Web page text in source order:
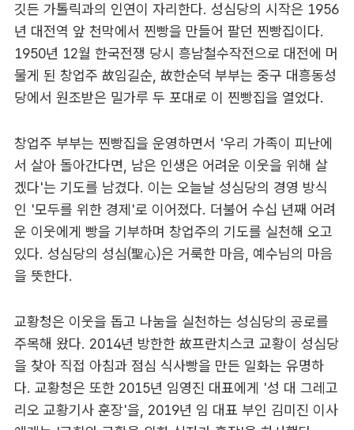
깃든 가톨릭과의 인연이 자리한다. 성심당의 시작은 1956
년 대전역 앞 천막에서 찐빵을 만들어 팔던 찐빵집이다.
1950년 12월 한국전쟁 당시 흥남철수작전으로 대전에 머
물게 된 창업주 故임길순, 故한순덕 부부는 중구 대흥동성
당에서 원조받은 밀가루 두 포대로 이 찐빵집을 열었다.
창업주 부부는 찐빵집을 운영하면서 '우리 가족이 피난에
서 살아 돌아간다면, 남은 인생은 어려운 이웃을 위해 살
겠다'는 기도를 남겼다. 이는 오늘날 성심당의 경영 방식
인 '모두를 위한 경제'로 이어졌다. 더불어 수십 년째 어려
운 이웃에게 빵을 기부하며 창업주의 기도를 실천해 오고
있다. 성심당의 성심(聖心)은 거룩한 마음, 예수님의 마음
을 뜻한다.
교황청은 이웃을 돕고 나눔을 실천하는 성심당의 공로를
주목해 왔다. 2014년 방한한 故프란치스코 교황이 성심당
을 찾아 직접 아침과 점심 식사빵을 만든 일화는 유명하
다. 교황청은 또한 2015년 임영진 대표에게 '성 대 그레고
리오 교황기사 훈장'을, 2019년 임 대표 부인 김미진 이사